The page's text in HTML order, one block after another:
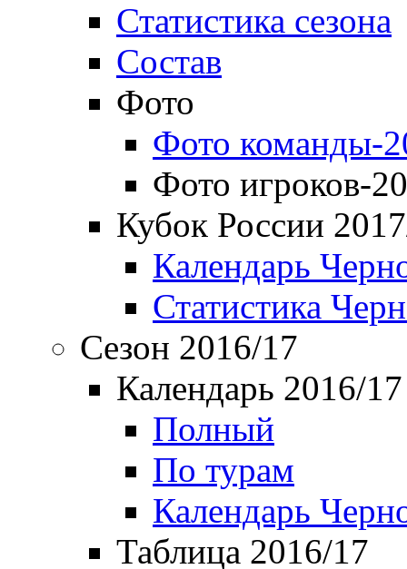
Статистика сезона
Состав
Фото
Фото команды-
Фото игроков-
Кубок России
Календарь
Статистика
Сезон 2016/17
Календарь 2016/17
Полный
По турам
Календарь
Таблица 2016/17